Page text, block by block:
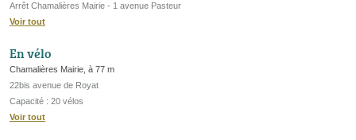
Arrêt Chamalières Mairie - 1 avenue Pasteur
Voir tout
En vélo
Chamalières Mairie, à 77 m
22bis avenue de Royat
Capacité : 20 vélos
Voir tout